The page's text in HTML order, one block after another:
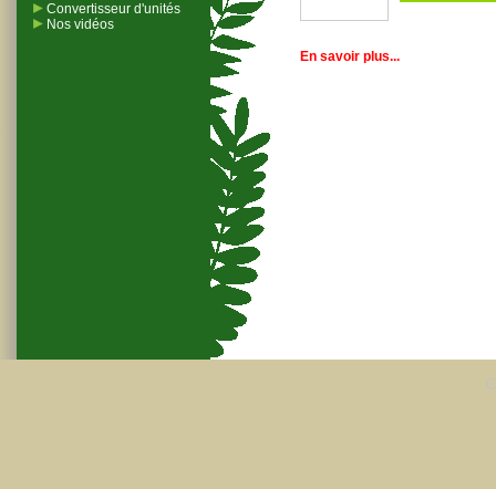
Convertisseur d'unités
Nos vidéos
En savoir plus...